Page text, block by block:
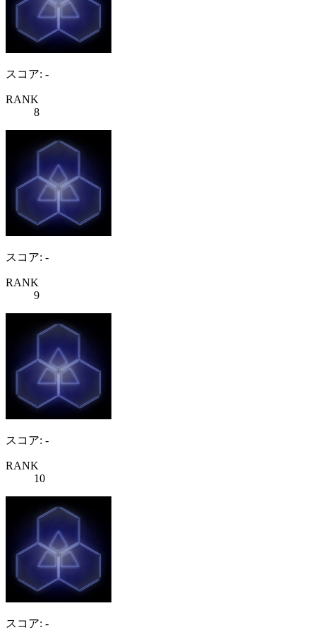
スコア: -
RANK
8
スコア: -
RANK
9
スコア: -
RANK
10
スコア: -